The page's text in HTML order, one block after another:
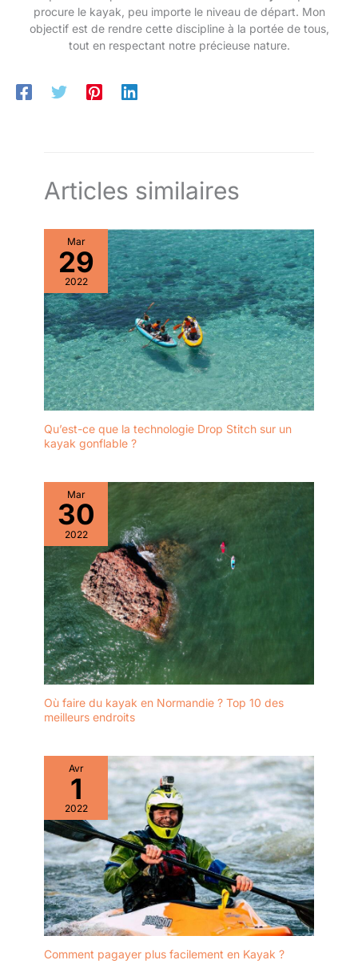
procure le kayak, peu importe le niveau de départ. Mon
objectif est de rendre cette discipline à la portée de tous,
tout en respectant notre précieuse nature.
Articles similaires
Mar
29
2022
Qu’est-ce que la technologie Drop Stitch sur un
kayak gonflable ?
Mar
30
2022
Où faire du kayak en Normandie ? Top 10 des
meilleurs endroits
Avr
1
2022
Comment pagayer plus facilement en Kayak ?